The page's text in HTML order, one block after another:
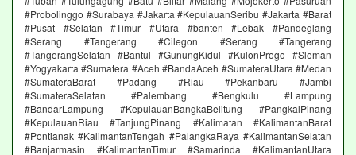
#Probolinggo #Surabaya #Jakarta #KepulauanSeribu #Jakarta #Barat
#Pusat #Selatan #Timur #Utara #banten #Lebak #Pandeglang
#Serang #Tangerang #Cilegon #Serang #Tangerang
#TangerangSelatan #Bantul #GunungKidul #KulonProgo #Sleman
#Yogyakarta #Sumatera #Aceh #BandaAceh #SumateraUtara #Medan
#SumateraBarat #Padang #Riau #Pekanbaru #Jambi
#SumateraSelatan #Palembang #Bengkulu #Lampung
#BandarLampung #KepulauanBangkaBelitung #PangkalPinang
#KepulauanRiau #TanjungPinang #Kalimatan #KalimantanBarat
#Pontianak #KalimantanTengah #PalangkaRaya #KalimantanSelatan
#Banjarmasin #KalimantanTimur #Samarinda #KalimantanUtara